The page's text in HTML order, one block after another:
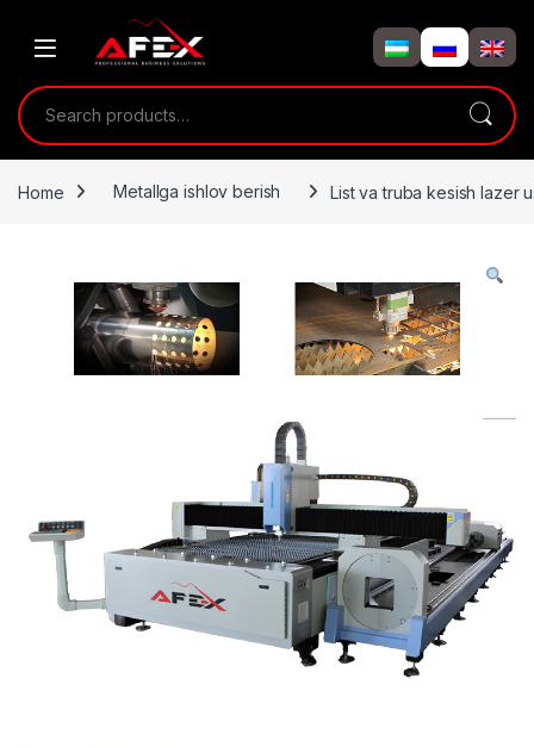
Search for:
Home Metallga ishlov berish List va truba kesish lazer